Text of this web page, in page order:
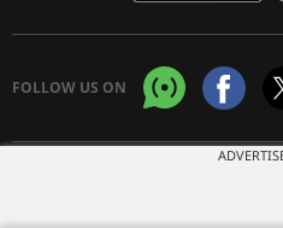
FOLLOW US ON